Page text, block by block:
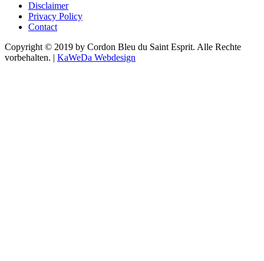
Disclaimer
Privacy Policy
Contact
Copyright © 2019 by Cordon Bleu du Saint Esprit. Alle Rechte
vorbehalten. | KaWeDa Webdesign